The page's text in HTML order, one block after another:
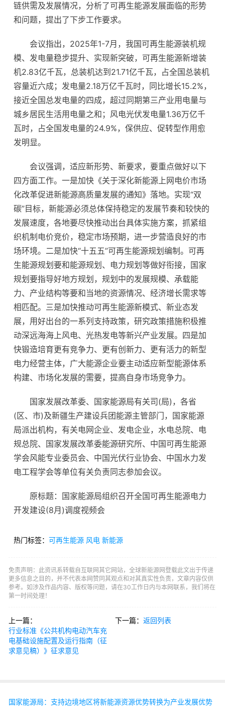
链供需及发展情况，分析了可再生能源发展面临的形势
和问题，提出了下步工作要求。
会议指出，2025年1-7月，我国可再生能源装机规
模、发电量稳步提升、实现新突破，可再生能源新增装
机2.83亿千瓦，总装机达到21.71亿千瓦，占全国总装机
容量近六成；发电量2.18万亿千瓦时，同比增长15.2%，
接近全国总发电量的四成，超过同期第三产业用电量与
城乡居民生活用电量之和；风电光伏发电量1.36万亿千
瓦时，占全国发电量的24.9%，保供应、促转型作用愈
发明显。
会议强调，适应新形势、新要求，要重点做好以下
四方面工作。一是加快《关于深化新能源上网电价市场
化改革促进新能源高质量发展的通知》落地。实现“双
碳”目标，新能源必须总体保持稳定的发展节奏和较快的
发展速度，各地要尽快推动出台具体实施方案，抓紧组
织机制电价竞价，稳定市场预期，进一步营造良好的市
场环境。二是加快“十五五”可再生能源规划编制。可再
生能源规划要和能源规划、电力规划等做好衔接，国家
规划要指导好地方规划，规划中的发展规模、承载能
力、产业结构等要和当地的资源情况、经济增长需求等
相匹配。三是加快推动可再生能源新模式、新业态发
展，用好出台的一系列支持政策，研究政策措施积极推
动深远海海上风电、光热发电等新兴产业发展。四是加
快锻造培育更有竞争力、更有创新力、更有活力的新型
电力经营主体，广大能源企业要主动适应新型能源体系
构建、市场化发展的需要，提高自身市场竞争力。
国家发展改革委、国家能源局有关司(局)，各省
(区、市)及新疆生产建设兵团能源主管部门，国家能源
局派出机构，有关电网企业、发电企业，水电总院、电
规总院、国家发展改革委能源研究所、中国可再生能源
学会风能专业委员会、中国光伏行业协会、中国水力发
电工程学会等单位有关负责同志参加会议。
原标题：国家能源局组织召开全国可再生能源电力
开发建设(8月)调度视频会
热门标签： 可再生能源 风电 新能源
免责声明：此资讯系转载自互联网其它网站，全球新能源网登载此文出于传递
更多信息之目的，并不代表本网赞同其观点和对其真实性负责，文章内容仅供
参考。如涉及作品内容、版权等问题，请在30工作日内与本网联系，我们将在
第一时间处理！
上一篇：
行业标准《公共机构电动汽车充
电基础设施配置及运行指南（征
求意见稿）》征求意见
下一篇： 返回列表
国家能源局：支持边境地区将新能源资源优势转换为产业发展优势